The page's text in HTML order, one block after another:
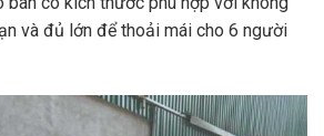
và đủ lớn để thoải mái cho 6 người